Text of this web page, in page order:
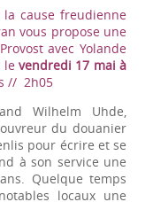
la cause freudienne
vous propose une
avec Yolande
le vendredi 17 mai à
// 2h05
Wilhelm Uhde,
du douanier
pour écrire et se
à son service une
Quelque temps
locaux une